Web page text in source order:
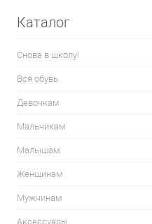
Каталог
Снова в школу!
Вся обувь
Девочкам
Мальчикам
Малышам
Женщинам
Мужчинам
Аксессуары